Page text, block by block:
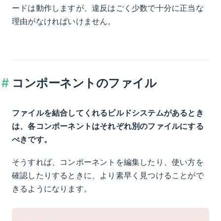
ードは動作しますが、違反はごく少数で十分に正当な
理由がなければいけません。
コンポーネントのファイル
ファイルを結合してくれるビルドシステムがあるとき
は、各コンポーネントはそれぞれ別のファイルにする
べきです。
そうすれば、コンポーネントを編集したり、使い方を
確認したりするときに、より素早く見つけることがで
きるようになります。